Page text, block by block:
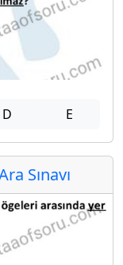
D E
Sınavı